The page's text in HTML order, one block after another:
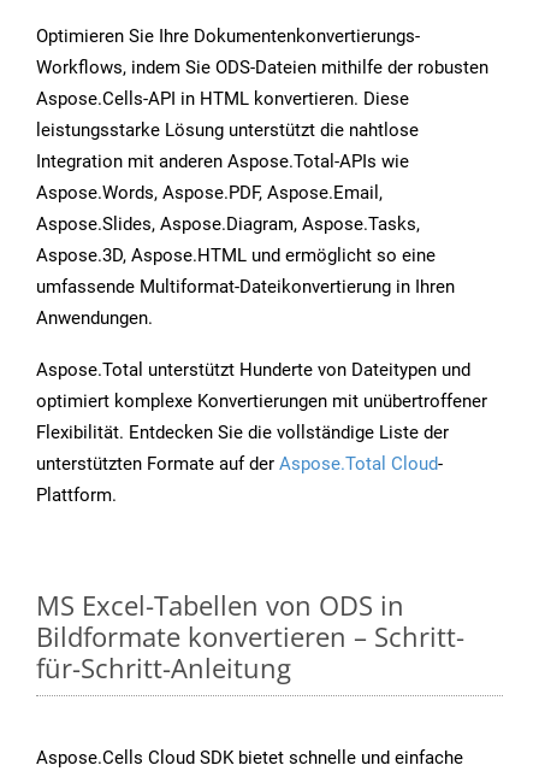
Optimieren Sie Ihre Dokumentenkonvertierungs-
Workflows, indem Sie ODS-Dateien mithilfe der robusten
Aspose.Cells-API in HTML konvertieren. Diese
leistungsstarke Lösung unterstützt die nahtlose
Integration mit anderen Aspose.Total-APIs wie
Aspose.Words, Aspose.PDF, Aspose.Email,
Aspose.Slides, Aspose.Diagram, Aspose.Tasks,
Aspose.3D, Aspose.HTML und ermöglicht so eine
umfassende Multiformat-Dateikonvertierung in Ihren
Anwendungen.
Aspose.Total unterstützt Hunderte von Dateitypen und
optimiert komplexe Konvertierungen mit unübertroffener
Flexibilität. Entdecken Sie die vollständige Liste der
unterstützten Formate auf der Aspose.Total Cloud-
Plattform.
MS Excel-Tabellen von ODS in
Bildformate konvertieren – Schritt-
für-Schritt-Anleitung
Aspose.Cells Cloud SDK bietet schnelle und einfache